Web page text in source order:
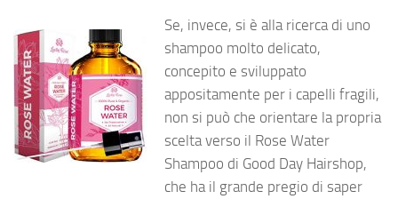
Se, invece, si è alla ricerca di uno
shampoo molto delicato,
concepito e sviluppato
appositamente per i capelli fragili,
non si può che orientare la propria
scelta verso il Rose Water
Shampoo di Good Day Hairshop,
che ha il grande pregio di saper